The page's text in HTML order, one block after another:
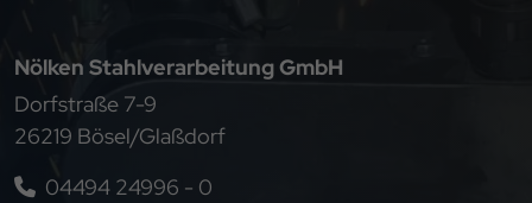
Nölken Stahlverarbeitung GmbH
Dorfstraße 7-9
26219 Bösel/Glaßdorf
04494 24996 - 0